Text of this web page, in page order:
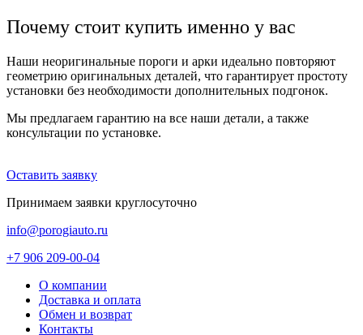
Почему стоит купить именно у вас
Наши неоригинальные пороги и арки идеально повторяют
геометрию оригинальных деталей, что гарантирует простоту
установки без необходимости дополнительных подгонок.
Мы предлагаем гарантию на все наши детали, а также
консультации по установке.
Оставить заявку
Принимаем заявки круглосуточно
info@porogiauto.ru
+7 906 209-00-04
О компании
Доставка и оплата
Обмен и возврат
Контакты